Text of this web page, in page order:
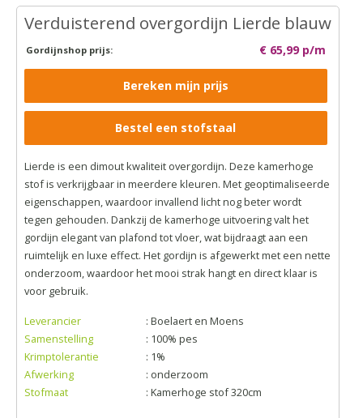
Verduisterend overgordijn Lierde blauw
Gordijnshop prijs: € 65,99 p/m
Bereken mijn prijs
Bestel een stofstaal
Lierde is een dimout kwaliteit overgordijn. Deze kamerhoge
stof is verkrijgbaar in meerdere kleuren. Met geoptimaliseerde
eigenschappen, waardoor invallend licht nog beter wordt
tegen gehouden. Dankzij de kamerhoge uitvoering valt het
gordijn elegant van plafond tot vloer, wat bijdraagt aan een
ruimtelijk en luxe effect. Het gordijn is afgewerkt met een nette
onderzoom, waardoor het mooi strak hangt en direct klaar is
voor gebruik.
Leverancier
: Boelaert en Moens
Samenstelling
: 100% pes
Krimptolerantie
: 1%
Afwerking
: onderzoom
Stofmaat
: Kamerhoge stof 320cm